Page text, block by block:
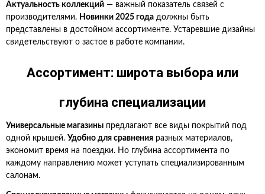
Актуальность коллекций — важный показатель связей с
производителями. Новинки 2025 года должны быть
представлены в достойном ассортименте. Устаревшие дизайны
свидетельствуют о застое в работе компании.
Ассортимент: широта выбора или
глубина специализации
Универсальные магазины предлагают все виды покрытий под
одной крышей. Удобно для сравнения разных материалов,
экономит время на поездки. Но глубина ассортимента по
каждому направлению может уступать специализированным
салонам.